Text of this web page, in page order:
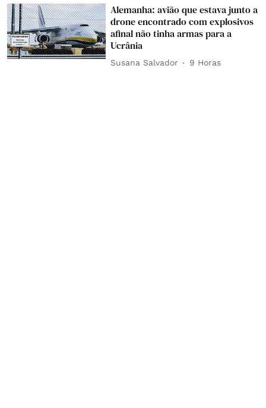
Alemanha: avião que estava junto a
drone encontrado com explosivos
afinal não tinha armas para a
Ucrânia
Susana Salvador 9 Horas